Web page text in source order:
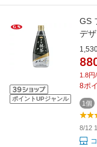
ポイントUPジャンル
GS
デ
1.8円
8ポ
1個
8/12